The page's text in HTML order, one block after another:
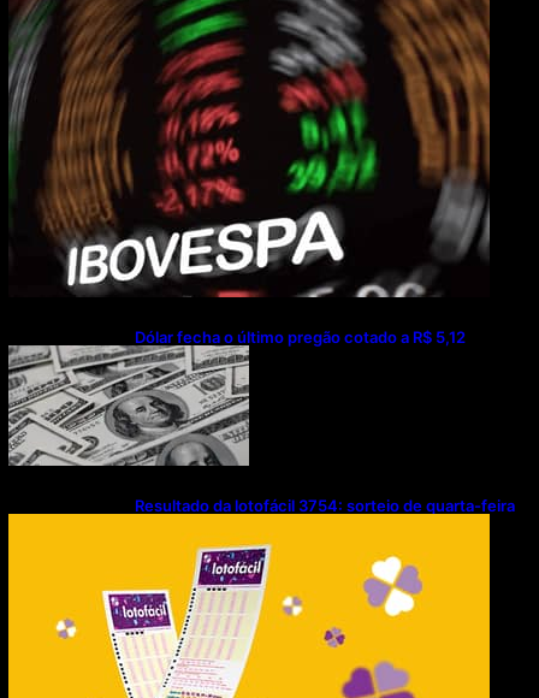
Dólar fecha o último pregão cotado a R$ 5,12
Resultado da lotofácil 3754: sorteio de quarta-feira